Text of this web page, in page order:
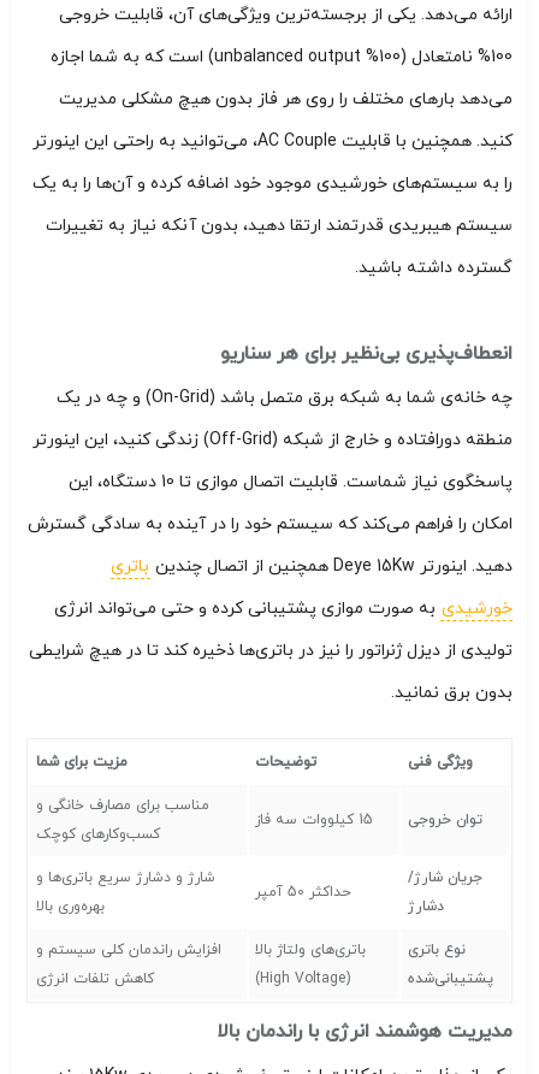
ارائه می‌دهد. یکی از برجسته‌ترین ویژگی‌های آن، قابلیت خروجی
100% نامتعادل (100% unbalanced output) است که به شما اجازه
می‌دهد بارهای مختلف را روی هر فاز بدون هیچ مشکلی مدیریت
کنید. همچنین با قابلیت AC Couple، می‌توانید به راحتی این اینورتر
را به سیستم‌های خورشیدی موجود خود اضافه کرده و آن‌ها را به یک
سیستم هیبریدی قدرتمند ارتقا دهید، بدون آنکه نیاز به تغییرات
گسترده داشته باشید.
انعطاف‌پذیری بی‌نظیر برای هر سناریو
چه خانه‌ی شما به شبکه برق متصل باشد (On-Grid) و چه در یک
منطقه دورافتاده و خارج از شبکه (Off-Grid) زندگی کنید، این اینورتر
پاسخگوی نیاز شماست. قابلیت اتصال موازی تا 10 دستگاه، این
امکان را فراهم می‌کند که سیستم خود را در آینده به سادگی گسترش
دهید. اینورتر Deye 15Kw همچنین از اتصال چندین
باتری
خورشیدی به صورت موازی پشتیبانی کرده و حتی می‌تواند انرژی
تولیدی از دیزل ژنراتور را نیز در باتری‌ها ذخیره کند تا در هیچ شرایطی
بدون برق نمانید.
ویژگی فنی توضیحات مزیت برای شما
توان خروجی 15 کیلووات سه فاز
مناسب برای مصارف خانگی و
کسب‌وکارهای کوچک
جریان شارژ/
دشارژ
حداکثر 50 آمپر
شارژ و دشارژ سریع باتری‌ها و
بهره‌وری بالا
نوع باتری
پشتیبانی‌شده
باتری‌های ولتاژ بالا
(High Voltage)
افزایش راندمان کلی سیستم و
کاهش تلفات انرژی
مدیریت هوشمند انرژی با راندمان بالا